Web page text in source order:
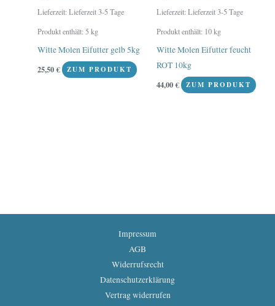
Lieferzeit:Lieferzeit 3-5 Tage
Produkt enthält: 5kg
Witte Molen Eifutter gelb 5kg
25,50€ ZUM PRODUKT
Lieferzeit:Lieferzeit 3-5 Tage
Produkt enthält: 10kg
Witte Molen Eifutter feucht
ROT 10kg
44,00€ ZUM PRODUKT
Impressum
AGB
Widerrufsrecht
Datenschutzerklärung
Vertrag widerrufen